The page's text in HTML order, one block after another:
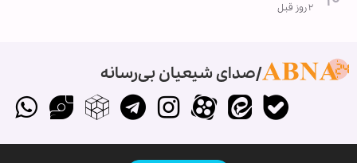
۲ روز قبل
صدای شیعیان بی‌رسانه